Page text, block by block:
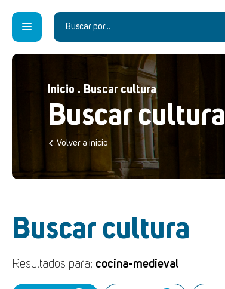
Inicio . Buscar cultura
Buscar cultura
Volver a inicio
Buscar cultura
Resultados para: cocina-medieval